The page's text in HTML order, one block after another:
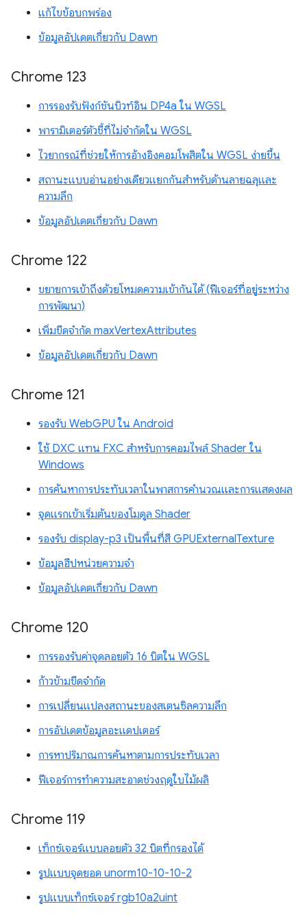
แก้ไขข้อบกพร่อง
ข้อมูลอัปเดตเกี่ยวกับ Dawn
Chrome 123
การรองรับฟังก์ชันบิวท์อิน DP4a ใน WGSL
พารามิเตอร์ตัวชี้ที่ไม่จำกัดใน WGSL
ไวยากรณ์ที่ช่วยให้การอ้างอิงคอมโพสิตใน WGSL ง่ายขึ้น
สถานะแบบอ่านอย่างเดียวแยกกันสำหรับด้านลายฉลุและ
ความลึก
ข้อมูลอัปเดตเกี่ยวกับ Dawn
Chrome 122
ขยายการเข้าถึงด้วยโหมดความเข้ากันได้ (ฟีเจอร์ที่อยู่ระหว่าง
การพัฒนา)
เพิ่มขีดจำกัด maxVertexAttributes
ข้อมูลอัปเดตเกี่ยวกับ Dawn
Chrome 121
รองรับ WebGPU ใน Android
ใช้ DXC แทน FXC สำหรับการคอมไพล์ Shader ใน
Windows
การค้นหาการประทับเวลาในพาสการคำนวณและการแสดงผล
จุดแรกเข้าเริ่มต้นของโมดูล Shader
รองรับ display-p3 เป็นพื้นที่สี GPUExternalTexture
ข้อมูลฮีปหน่วยความจำ
ข้อมูลอัปเดตเกี่ยวกับ Dawn
Chrome 120
การรองรับค่าจุดลอยตัว 16 บิตใน WGSL
ก้าวข้ามขีดจำกัด
การเปลี่ยนแปลงสถานะของสเตนซิลความลึก
การอัปเดตข้อมูลอะแดปเตอร์
การหาปริมาณการค้นหาตามการประทับเวลา
ฟีเจอร์การทำความสะอาดช่วงฤดูใบไม้ผลิ
Chrome 119
เท็กซ์เจอร์แบบลอยตัว 32 บิตที่กรองได้
รูปแบบจุดยอด unorm10-10-10-2
รูปแบบเท็กซ์เจอร์ rgb10a2uint